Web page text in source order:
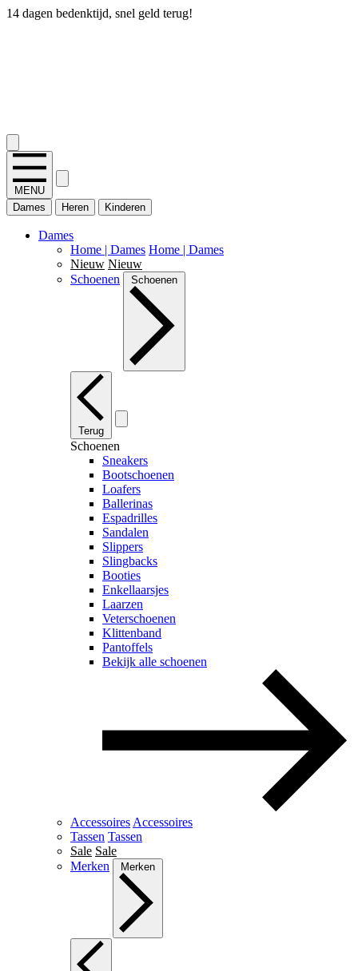
14 dagen bedenktijd, snel geld terug!
MENU
Dames
Heren Kinderen
Dames
Home | Dames Home | Dames
Nieuw Nieuw
Schoenen
Schoenen
Terug
Schoenen
Sneakers
Bootschoenen
Loafers
Ballerinas
Espadrilles
Sandalen
Slippers
Slingbacks
Booties
Enkellaarsjes
Laarzen
Veterschoenen
Klittenband
Pantoffels
Bekijk alle schoenen
Accessoires Accessoires
Tassen Tassen
Sale Sale
Merken
Merken